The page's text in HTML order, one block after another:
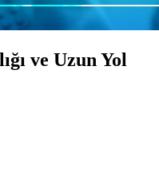
ve Uzun Yol